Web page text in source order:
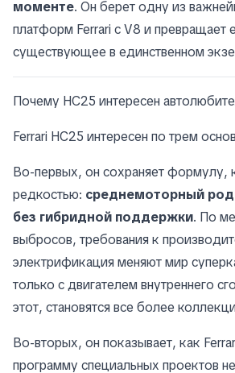
моменте. Он берет одну из
платформ Ferrari с V8 и превращает
существующее в единственном
Почему HC25 интересен
Ferrari HC25 интересен по трем
Во-первых, он сохраняет формулу,
редкостью: среднемоторный
без гибридной поддержки. По
выбросов, требования к
электрификация меняют мир
только с двигателем внутреннего
этот, становятся все более
Во-вторых, он показывает, как
программу специальных проектов